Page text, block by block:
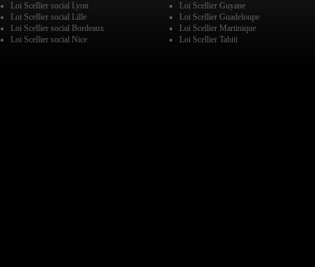
Loi Scellier social Lyon
Loi Scellier social Lille
Loi Scellier social Bordeaux
Loi Scellier social Nice
Loi Scellier Guyane
Loi Scellier Guadeloupe
Loi Scellier Martinique
Loi Scellier Tahiti